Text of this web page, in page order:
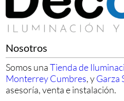
Nosotros
Somos unaTienda de
Monterrey Cumbres, yGarza
asesoría, venta e instalación.